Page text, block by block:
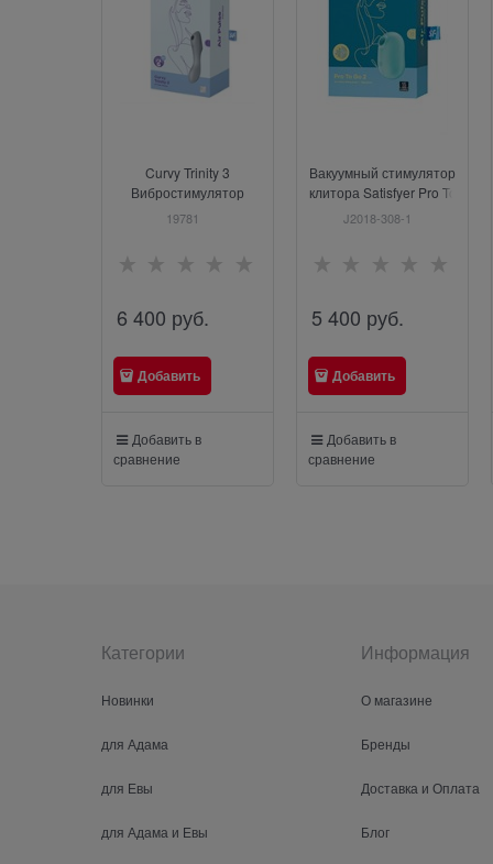
Curvy Trinity 3
Вибростимулятор
19781
6 400 руб.
Добавить
Добавить в
сравнение
Вакуумный стимулятор
клитора Satisfyer Pro To
Go 2, мятный
J2018-308-1
5 400 руб.
Добавить
Добавить в
сравнение
Категории
Новинки
для Адама
для Евы
для Адама и Евы
Информация
О магазине
Бренды
Доставка и Оплата
Блог